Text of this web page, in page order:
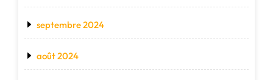
septembre 2024
août 2024